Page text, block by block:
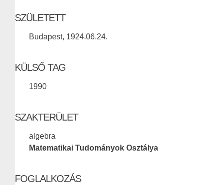
SZÜLETETT
Budapest, 1924.06.24.
KÜLSŐ TAG
1990
SZAKTERÜLET
algebra
Matematikai Tudományok Osztálya
FOGLALKOZÁS